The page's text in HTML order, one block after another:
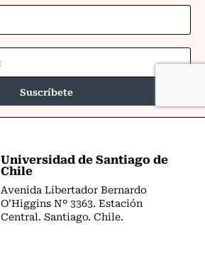
Universidad de Santiago de
Chile
Avenida Libertador Bernardo
O’Higgins Nº 3363. Estación
Central. Santiago. Chile.